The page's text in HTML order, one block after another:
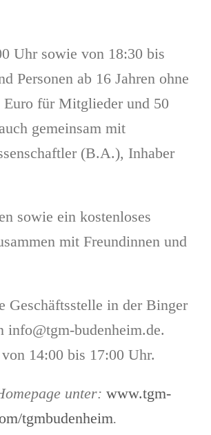
Uhr sowie von 18:30 bis
Personen ab 16 Jahren ohne
Euro für Mitglieder und 50
gemeinsam mit
(B.A.), Inhaber
sowie ein kostenloses
mit Freundinnen und
Geschäftsstelle in der Binger
info@tgm-budenheim.de.
14:00 bis 17:00 Uhr.
unter: www.tgm-
tgmbudenheim.